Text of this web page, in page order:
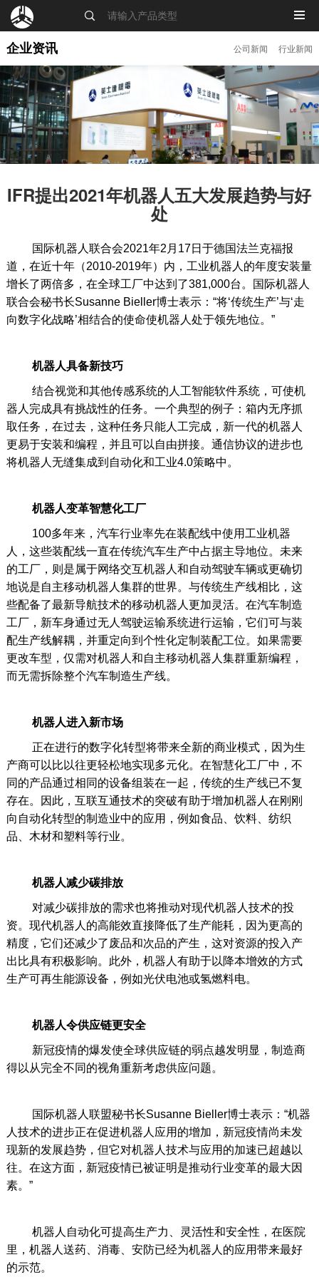
MENU
企业资讯 公司新闻 行业新闻
IFR提出2021年机器人五大发展趋势与好
处
国际机器人联合会2021年2月17日于德国法兰克福报
道，在近十年（2010-2019年）内，工业机器人的年度安装量
增长了两倍多，在全球工厂中达到了381,000台。
国际机器人
联合会秘书长Susanne Bieller博士表示：“将‘传统生产’与‘走
向数字化战略’相结合的使命使机器人处于领先地位。”
机器人具备新技巧
结合视觉和其他传感系统的人工智能软件系统，可使机
器人完成具有挑战性的任务。一个典型的例子：箱内无序抓
取任务，在过去，这种任务只能人工完成，新一代的机器人
更易于安装和编程，并且可以自由拼接。通信协议的进步也
将机器人无缝集成到自动化和工业4.0策略中。
机器人变革智慧化工厂
100多年来，汽车行业率先在装配线中使用工业机器
人，这些装配线一直在传统汽车生产中占据主导地位。未来
的工厂，则是属于网络交互机器人和自动驾驶车辆或更确切
地说是自主移动机器人集群的世界。与传统生产线相比，这
些配备了最新导航技术的移动机器人更加灵活。在汽车制造
工厂，新车身通过无人驾驶运输系统进行运输，它们可与装
配生产线解耦，并重定向到个性化定制装配工位。如果需要
更改车型，仅需对机器人和自主移动机器人集群重新编程，
而无需拆除整个汽车制造生产线。
机器人进入新市场
正在进行的数字化转型将带来全新的商业模式，因为生
产商可以比以往更轻松地实现多元化。在智慧化工厂中，不
同的产品通过相同的设备组装在一起，传统的生产线已不复
存在。因此，互联互通技术的突破有助于增加机器人在刚刚
向自动化转型的制造业中的应用，例如食品、饮料、纺织
品、木材和塑料等行业。
机器人减少碳排放
对减少碳排放的需求也将推动对现代机器人技术的投
资。现代机器人的高能效直接降低了生产能耗，因为更高的
精度，它们还减少了废品和次品的产生，这对资源的投入产
出比具有积极影响。此外，机器人有助于以降本增效的方式
生产可再生能源设备，例如光伏电池或氢燃料电。
机器人令供应链更安全
新冠疫情的爆发使全球供应链的弱点越发明显，制造商
得以从完全不同的视角重新考虑供应问题。
国际机器人联盟秘书长Susanne Bieller博士表示：“机器
人技术的进步正在促进机器人应用的增加，新冠疫情尚未发
现新的发展趋势，但它对机器人技术与应用的加速已超越以
往。在这方面，新冠疫情已被证明是推动行业变革的最大因
素。”
机器人自动化可提高生产力、灵活性和安全性，在医院
里，机器人送药、消毒、安防已经为机器人的应用带来最好
的示范。